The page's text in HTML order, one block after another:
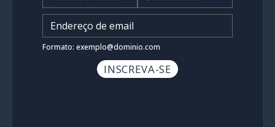
Insira o endereço de e-mail
Formato: exemplo@dominio.com